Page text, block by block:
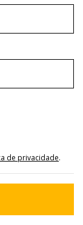
de privacidade.